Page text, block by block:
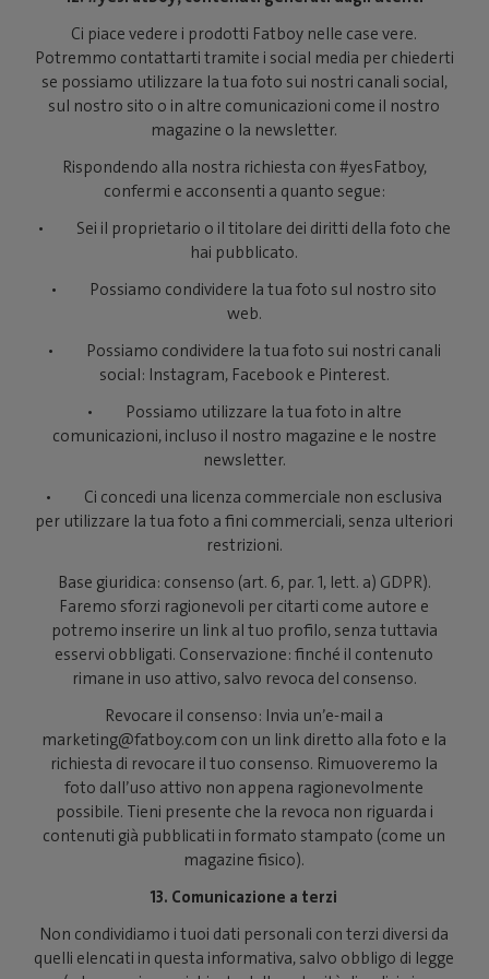
Ci piace vedere i prodotti Fatboy nelle case vere.
Potremmo contattarti tramite i social media per chiederti
se possiamo utilizzare la tua foto sui nostri canali social,
sul nostro sito o in altre comunicazioni come il nostro
magazine o la newsletter.
Rispondendo alla nostra richiesta con #yesFatboy,
confermi e acconsenti a quanto segue:
• Sei il proprietario o il titolare dei diritti della foto che
hai pubblicato.
• Possiamo condividere la tua foto sul nostro sito
web.
• Possiamo condividere la tua foto sui nostri canali
social: Instagram, Facebook e Pinterest.
• Possiamo utilizzare la tua foto in altre
comunicazioni, incluso il nostro magazine e le nostre
newsletter.
• Ci concedi una licenza commerciale non esclusiva
per utilizzare la tua foto a fini commerciali, senza ulteriori
restrizioni.
Base giuridica: consenso (art. 6, par. 1, lett. a) GDPR).
Faremo sforzi ragionevoli per citarti come autore e
potremo inserire un link al tuo profilo, senza tuttavia
esservi obbligati. Conservazione: finché il contenuto
rimane in uso attivo, salvo revoca del consenso.
Revocare il consenso: Invia un’e-mail a
marketing@fatboy.com con un link diretto alla foto e la
richiesta di revocare il tuo consenso. Rimuoveremo la
foto dall’uso attivo non appena ragionevolmente
possibile. Tieni presente che la revoca non riguarda i
contenuti già pubblicati in formato stampato (come un
magazine fisico).
13. Comunicazione a terzi
Non condividiamo i tuoi dati personali con terzi diversi da
quelli elencati in questa informativa, salvo obbligo di legge